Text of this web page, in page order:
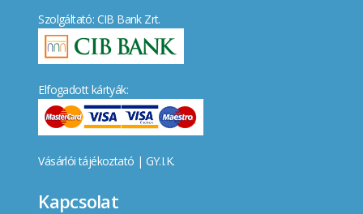
Szolgáltató: CIB Bank Zrt.
Elfogadott kártyák:
Vásárlói tájékoztató | GY.I.K.
Kapcsolat